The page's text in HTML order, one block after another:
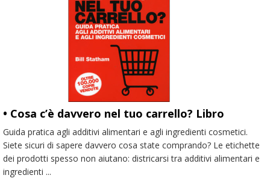
• Cosa c’è davvero nel tuo carrello? Libro
Guida pratica agli additivi alimentari e agli ingredienti cosmetici.
Siete sicuri di sapere davvero cosa state comprando? Le etichette
dei prodotti spesso non aiutano: districarsi tra additivi alimentari e
ingredienti ...